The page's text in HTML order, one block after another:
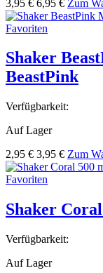
3,95 € 6,95 € Zum
Favoriten
Shaker
BeastPink
Verfügbarkeit:
Auf Lager
2,95 € 3,95 € Zum
Favoriten
Shaker
Verfügbarkeit:
Auf Lager